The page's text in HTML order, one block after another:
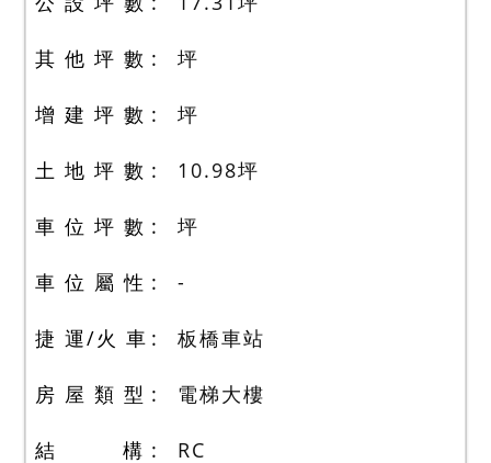
其 他 坪 數 坪
增 建 坪 數 坪
土 地 坪 數 10.98坪
車 位 坪 數 坪
車 位 屬 性 -
捷 運/火 車 板橋車站
房 屋 類 型 電梯大樓
結 構 RC